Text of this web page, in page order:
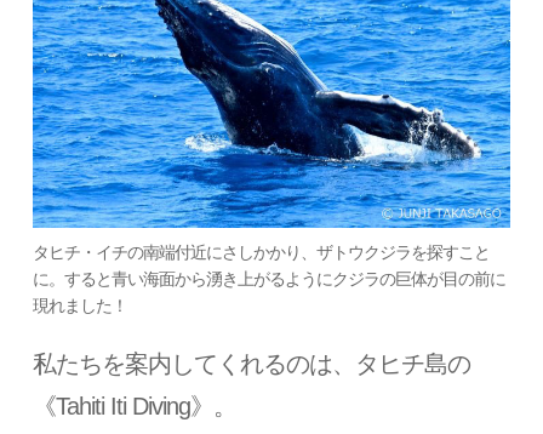
タヒチ・イチの南端付近にさしかかり、ザトウクジラを探すこと
に。すると青い海面から湧き上がるようにクジラの巨体が目の前に
現れました！
私たちを案内してくれるのは、タヒチ島の
《Tahiti Iti Diving》。